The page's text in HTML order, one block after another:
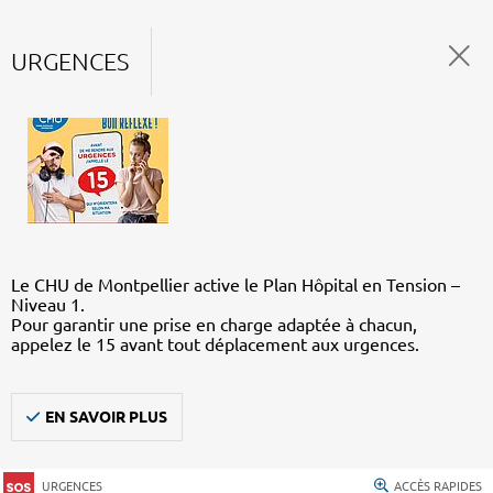
URGENCES
Le CHU de Montpellier active le Plan Hôpital en Tension –
Niveau 1.
Pour garantir une prise en charge adaptée à chacun,
appelez le 15 avant tout déplacement aux urgences.
EN SAVOIR PLUS
URGENCES ACCÈS RAPIDES